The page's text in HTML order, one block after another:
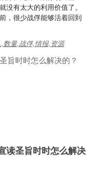
没有太大的利用价值了。
，很少战俘能够活着回到
数量,战俘,情报,资源
读圣旨时时怎么解决